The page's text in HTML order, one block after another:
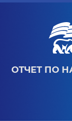
ОТЧЕТ ПО